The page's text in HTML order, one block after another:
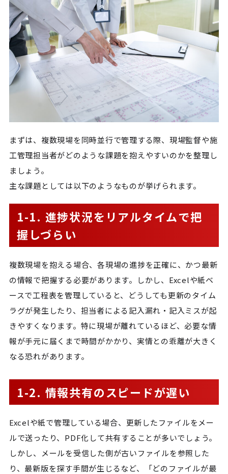
まずは、複数現場を同時並行で管理する際、現場監督や施
工管理担当者がどのような課題を抱えやすいのかを整理し
ましょう。
主な課題としては以下のようなものが挙げられます。
1-1. 進捗状況をリアルタイムで把
握しづらい
複数現場を抱える場合、各現場の進捗を正確に、かつ最新
の情報で把握する必要があります。しかし、Excelや紙ベ
ースで工程表を管理していると、どうしても更新のタイム
ラグが発生したり、担当者による記入漏れ・記入ミスが起
きやすくなります。特に現場が離れているほど、必要な情
報が手元に届くまで時間がかかり、実情との乖離が大きく
なる恐れがあります。
1-2. 情報共有のスピードが遅い
Excelや紙で管理している場合、更新したファイルをメー
ルで送ったり、PDF化して共有することが多いでしょう。
しかし、メールを受信した側が古いファイルを参照した
り、最新版を探す手間が生じるなど、「どのファイルが最